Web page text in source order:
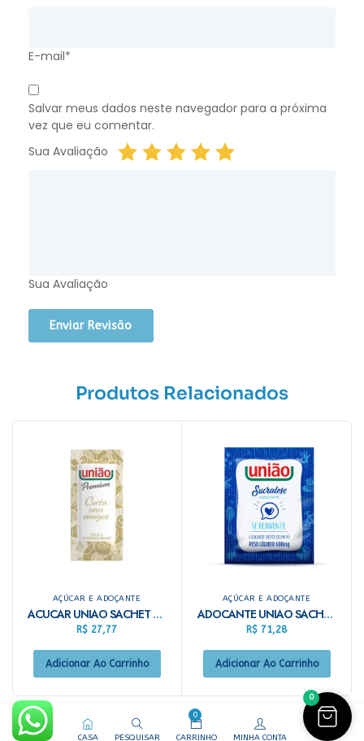
E-mail*
Salvar meus dados neste navegador para a próxima
vez que eu comentar.
Sua Avaliação
Sua Avaliação
Produtos Relacionados
AÇÚCAR E ADOÇANTE
ACUCAR UNIAO SACHET C/400X5G
R$ 27,77
Adicionar Ao Carrinho
AÇÚCAR E ADOÇANTE
ADOCANTE UNIAO SACHET C/400X600G
R$ 71,28
Adicionar Ao Carrinho
CASA PESQUISAR
0
CARRINHO MINHA CONTA
0